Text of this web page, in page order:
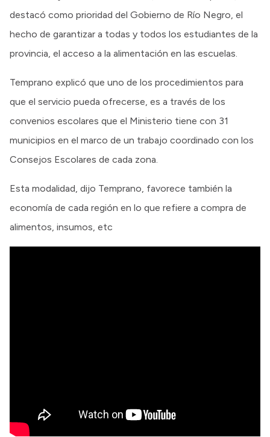
destacó como prioridad del Gobierno de Río Negro, el
hecho de garantizar a todas y todos los estudiantes de la
provincia, el acceso a la alimentación en las escuelas.
Temprano explicó que uno de los procedimientos para
que el servicio pueda ofrecerse, es a través de los
convenios escolares que el Ministerio tiene con 31
municipios en el marco de un trabajo coordinado con los
Consejos Escolares de cada zona.
Esta modalidad, dijo Temprano, favorece también la
economía de cada región en lo que refiere a compra de
alimentos, insumos, etc